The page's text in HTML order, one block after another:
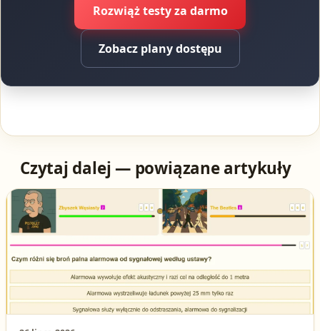
Rozwiąż testy za darmo
Zobacz plany dostępu
Czytaj dalej — powiązane artykuły